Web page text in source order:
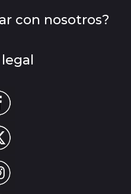
con nosotros?